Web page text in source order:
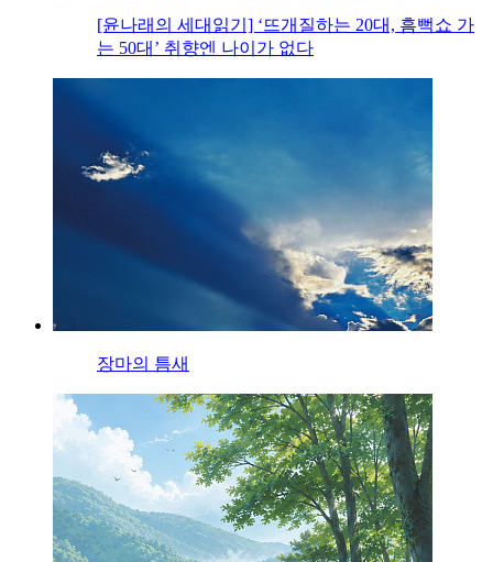
[윤나래의 세대읽기] ‘뜨개질하는 20대, 흠뻑쇼 가
는 50대’ 취향엔 나이가 없다
장마의 틈새